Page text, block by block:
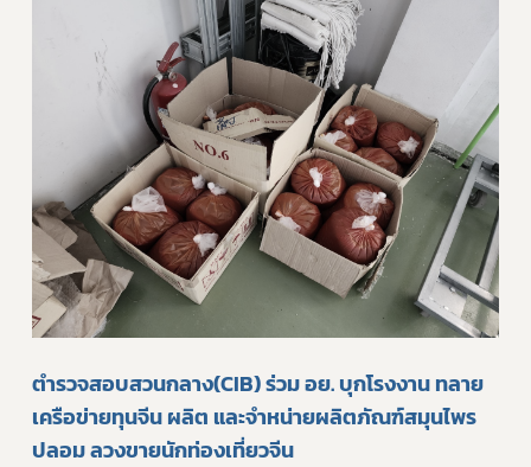
ตำรวจสอบสวนกลาง(CIB) ร่วม อย. บุกโรงงาน ทลาย
เครือข่ายทุนจีน ผลิต และจำหน่ายผลิตภัณฑ์สมุนไพร
ปลอม ลวงขายนักท่องเที่ยวจีน